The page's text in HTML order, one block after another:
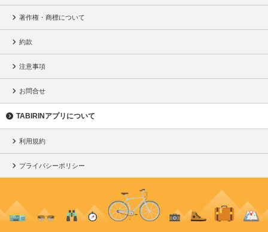
著作権・商標について
約款
注意事項
お問合せ
TABIRINアプリについて
利用規約
プライバシーポリシー